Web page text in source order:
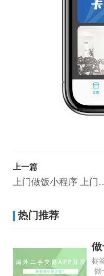
上一篇
上门做饭小程序 上
热门推荐
做
标
做